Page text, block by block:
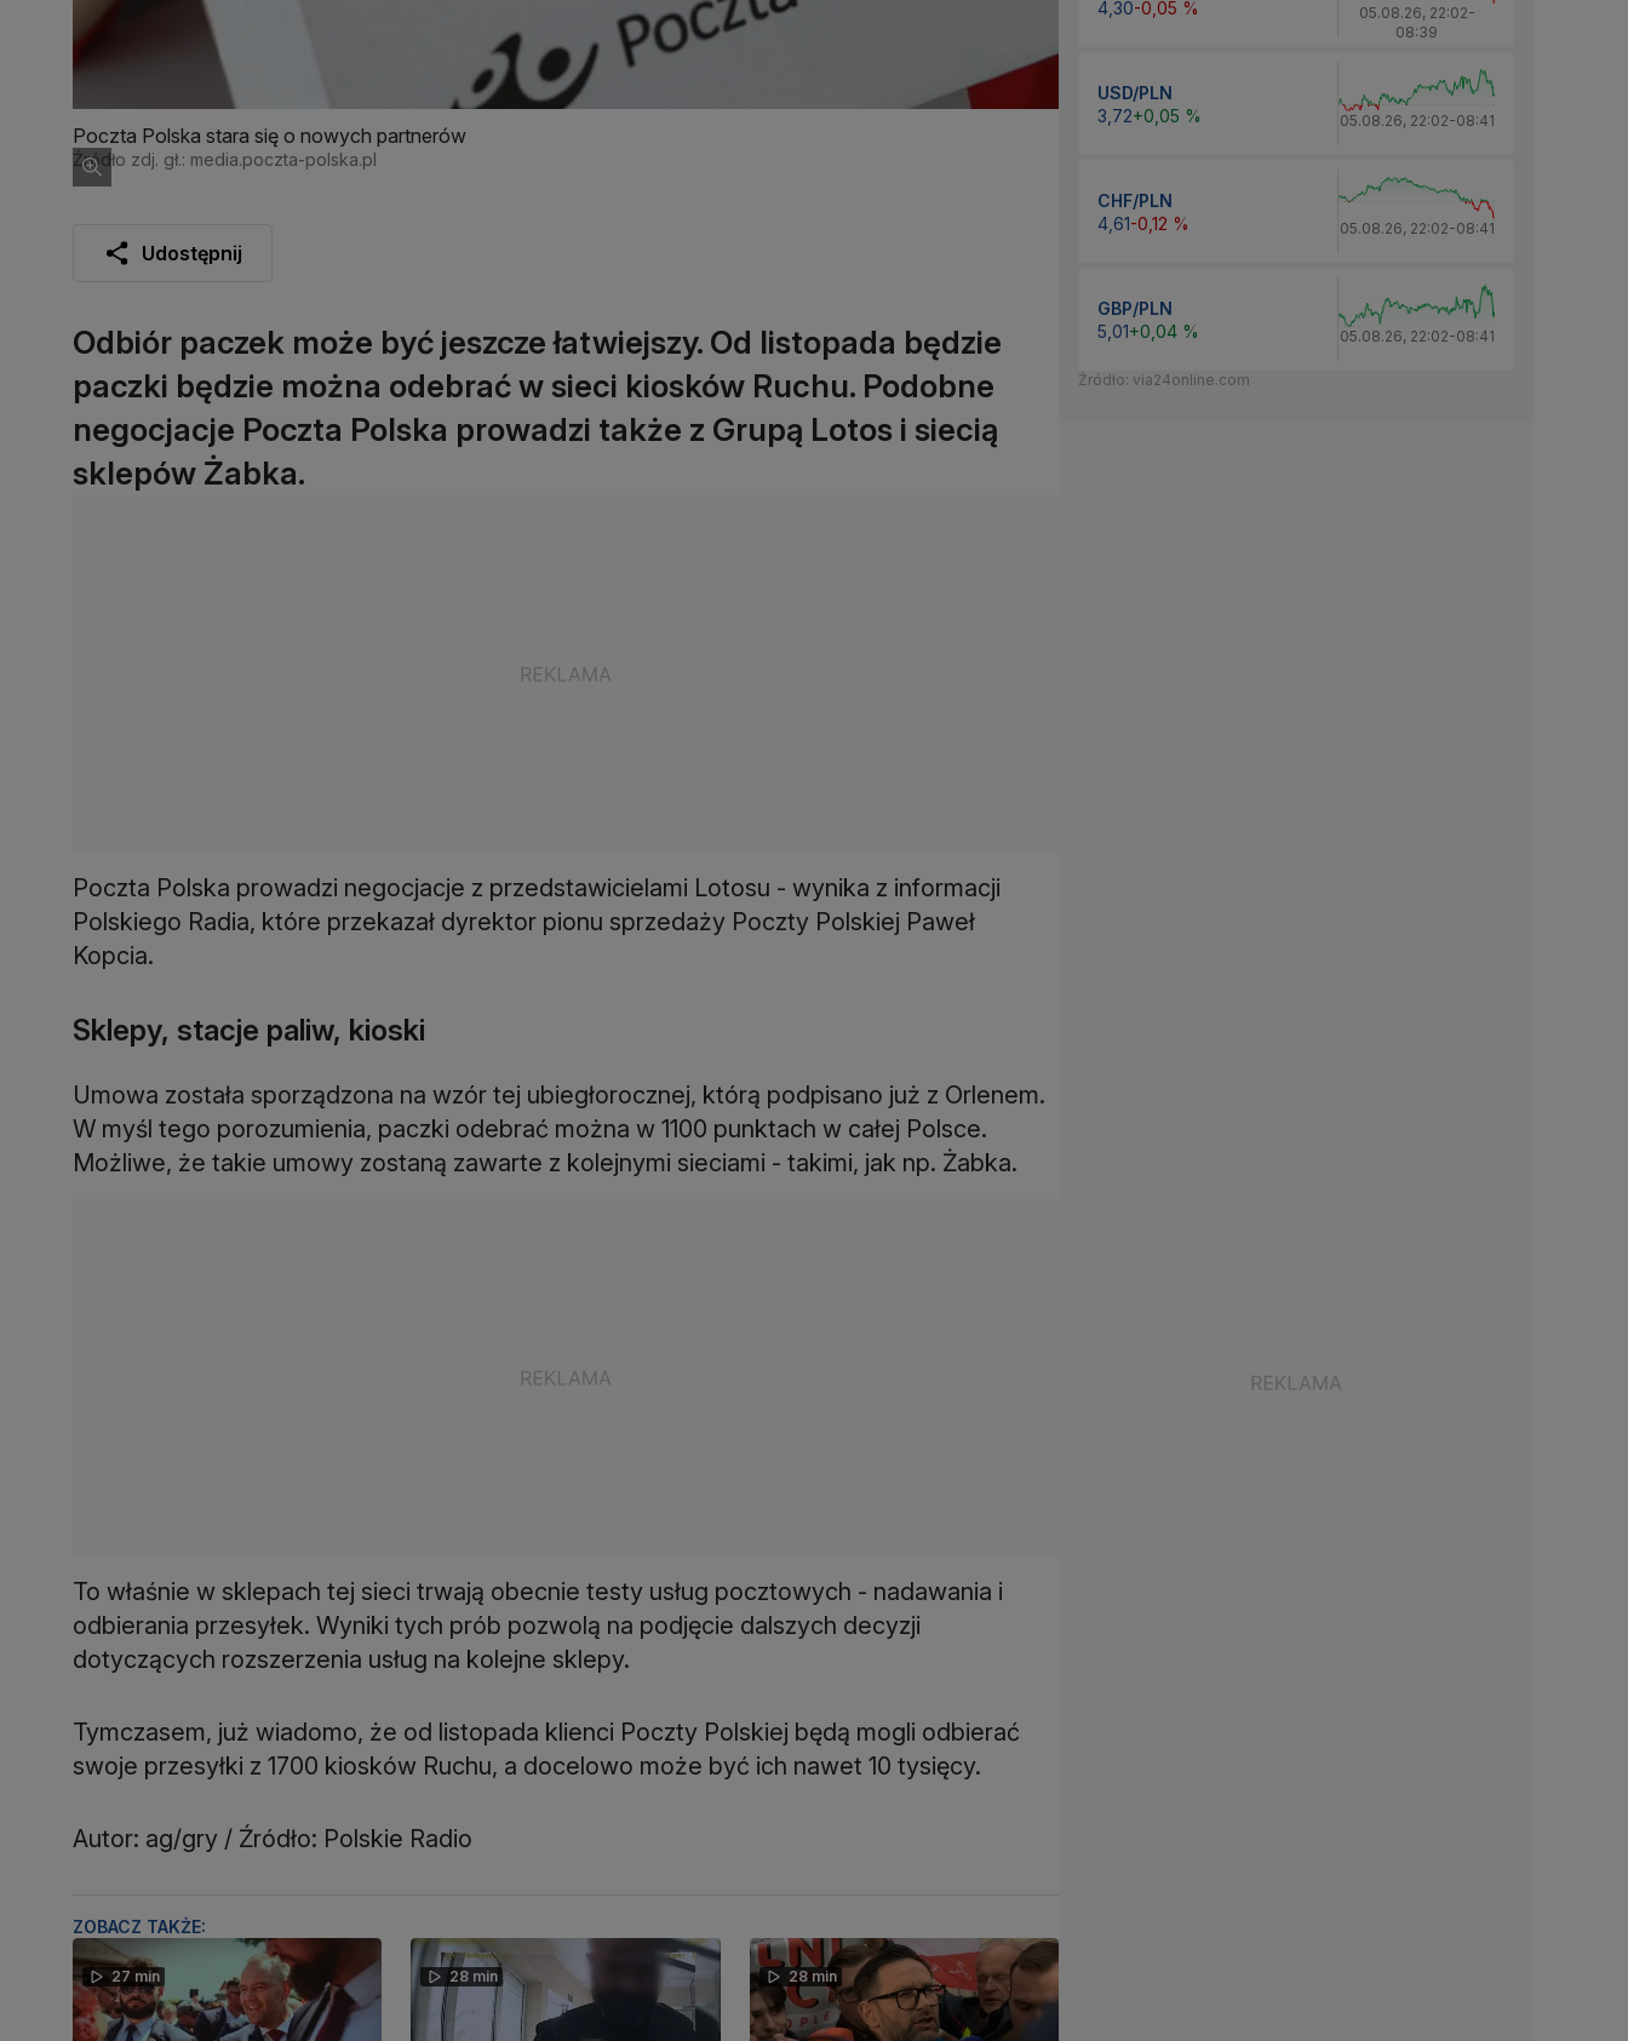
Poczta Polska stara się o nowych partnerów
Źródło zdj. gł.: media.poczta-polska.pl
Udostępnij
Odbiór paczek może być jeszcze łatwiejszy. Od listopada będzie
paczki będzie można odebrać w sieci kiosków Ruchu. Podobne
negocjacje Poczta Polska prowadzi także z Grupą Lotos i siecią
sklepów Żabka.
Poczta Polska prowadzi negocjacje z przedstawicielami Lotosu - wynika z informacji
Polskiego Radia, które przekazał dyrektor pionu sprzedaży Poczty Polskiej Paweł
Kopcia.
Sklepy, stacje paliw, kioski
Umowa została sporządzona na wzór tej ubiegłorocznej, którą podpisano już z Orlenem.
W myśl tego porozumienia, paczki odebrać można w 1100 punktach w całej Polsce.
Możliwe, że takie umowy zostaną zawarte z kolejnymi sieciami - takimi, jak np. Żabka.
To właśnie w sklepach tej sieci trwają obecnie testy usług pocztowych - nadawania i
odbierania przesyłek. Wyniki tych prób pozwolą na podjęcie dalszych decyzji
dotyczących rozszerzenia usług na kolejne sklepy.
Tymczasem, już wiadomo, że od listopada klienci Poczty Polskiej będą mogli odbierać
swoje przesyłki z 1700 kiosków Ruchu, a docelowo może być ich nawet 10 tysięcy.
Autor: ag/gry / Źródło: Polskie Radio
ZOBACZ TAKŻE:
27 min 28 min 28 min
4,30-0,05 % 05.08.26, 22:02-
08:39
USD/PLN
3,72+0,05 % 05.08.26, 22:02-08:41
CHF/PLN
4,61-0,12 % 05.08.26, 22:02-08:41
GBP/PLN
5,01+0,04 % 05.08.26, 22:02-08:41
Źródło: via24online.com